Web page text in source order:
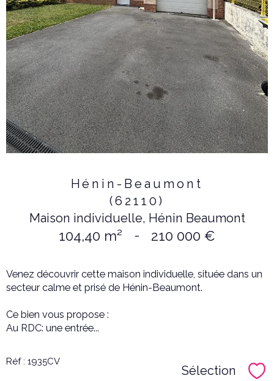
Hénin-Beaumont
(62110)
Maison individuelle, Hénin Beaumont
104,40 m² - 210 000 €
Venez découvrir cette maison individuelle, située dans un
secteur calme et prisé de Hénin-Beaumont.
Ce bien vous propose :
Au RDC: une entrée...
Réf : 1935CV
Sélection